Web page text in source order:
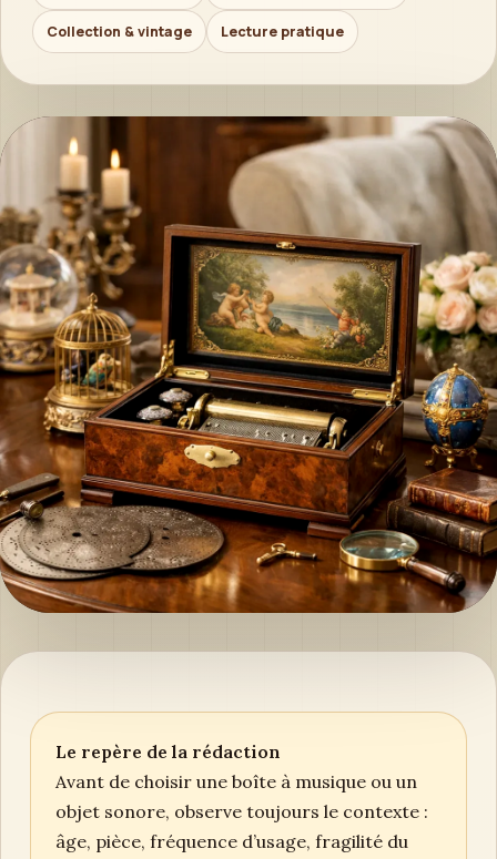
Collection & vintage Lecture pratique
Le repère de la rédaction
Avant de choisir une boîte à musique ou un
objet sonore, observe toujours le contexte :
âge, pièce, fréquence d’usage, fragilité du